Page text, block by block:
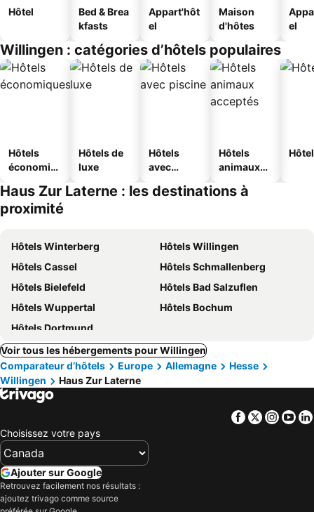
Hôtel
Bed & Brea
kfasts
Appart'hôt
el
Maison
d'hôtes
el
Willingen : catégories d’hôtels populaires
Hôtels
économiq
Hôtels de
luxe
Hôtels
avec
Hôtels
animaux
Haus Zur Laterne : les destinations à
proximité
Hôtels Winterberg
Hôtels Willingen
Hôtels Cassel
Hôtels Schmallenberg
Hôtels Bielefeld
Hôtels Bad Salzuflen
Hôtels Wuppertal
Hôtels Bochum
Hôtels Dortmund
Voir tous les hébergements pour Willingen
Comparateur d’hôtels
Europe Allemagne
Hesse
Willingen
Haus Zur Laterne
Facebook
Twitter
Choisissez votre pays
Ajouter sur Google
Retrouvez facilement nos résultats :
ajoutez trivago comme source